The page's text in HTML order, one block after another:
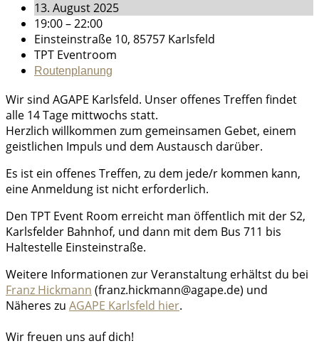
13. August 2025
19:00 – 22:00
Einsteinstraße 10, 85757 Karlsfeld
TPT Eventroom
Routenplanung
Wir sind AGAPE Karlsfeld. Unser offenes Treffen findet
alle 14 Tage mittwochs statt.
Herzlich willkommen zum gemeinsamen Gebet, einem
geistlichen Impuls und dem Austausch darüber.
Es ist ein offenes Treffen, zu dem jede/r kommen kann,
eine Anmeldung ist nicht erforderlich.
Den TPT Event Room erreicht man öffentlich mit der S2,
Karlsfelder Bahnhof, und dann mit dem Bus 711 bis
Haltestelle Einsteinstraße.
Weitere Informationen zur Veranstaltung erhältst du bei
Franz Hickmann (franz.hickmann@agape.de) und
Näheres zu AGAPE Karlsfeld hier.
Wir freuen uns auf dich!